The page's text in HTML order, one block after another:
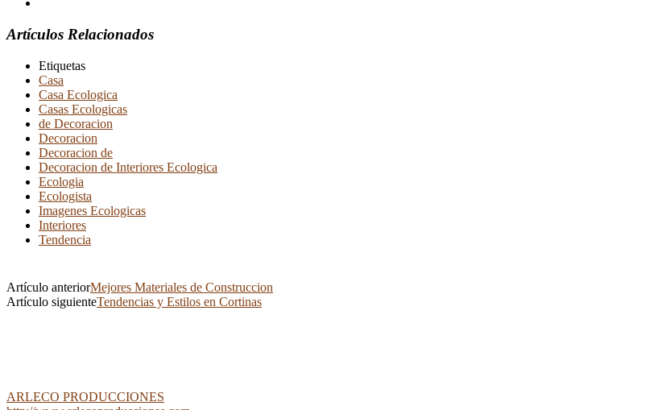
Artículos Relacionados
Etiquetas
Casa
Casa Ecologica
Casas Ecologicas
de Decoracion
Decoracion
Decoracion de
Decoracion de Interiores Ecologica
Ecologia
Ecologista
Imagenes Ecologicas
Interiores
Tendencia
Artículo anteriorMejores Materiales de Construccion
Artículo siguienteTendencias y Estilos en Cortinas
ARLECO PRODUCCIONES